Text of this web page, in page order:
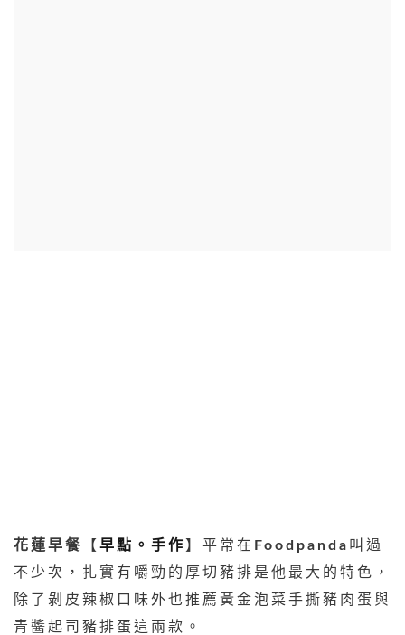
花蓮早餐 【 早點。手作 】平常在 Foodpanda 叫過
不少次，扎實有嚼勁的厚切豬排是他最大的特色，
除了剝皮辣椒口味外也推薦黃金泡菜手撕豬肉蛋與
青醬起司豬排蛋這兩款。